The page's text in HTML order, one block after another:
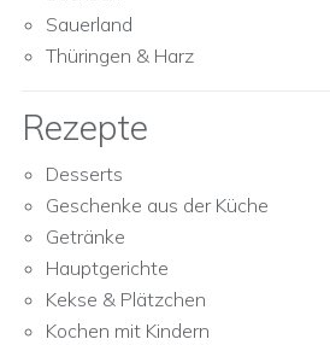
Sauerland
Thüringen & Harz
Rezepte
Desserts
Geschenke aus der Küche
Getränke
Hauptgerichte
Kekse & Plätzchen
Kochen mit Kindern